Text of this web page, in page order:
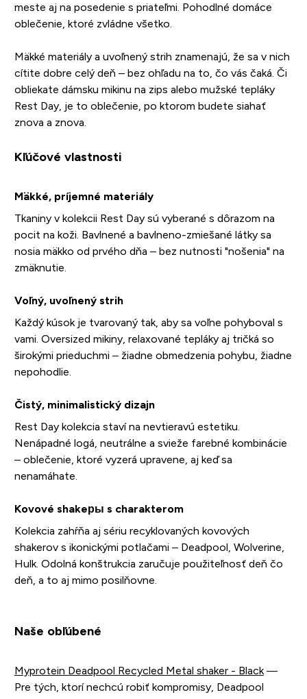
meste aj na posedenie s priateľmi. Pohodlné domáce
oblečenie, ktoré zvládne všetko.
Mäkké materiály a uvoľnený strih znamenajú, že sa v nich
cítite dobre celý deň – bez ohľadu na to, čo vás čaká. Či
obliekate dámsku mikinu na zips alebo mužské tepláky
Rest Day, je to oblečenie, po ktorom budete siahať
znova a znova.
Kľúčové vlastnosti
Mäkké, príjemné materiály
Tkaniny v kolekcii Rest Day sú vyberané s dôrazom na
pocit na koži. Bavlnené a bavlneno-zmiešané látky sa
nosia mäkko od prvého dňa – bez nutnosti "nošenia" na
zmäknutie.
Voľný, uvoľnený strih
Každý kúsok je tvarovaný tak, aby sa voľne pohyboval s
vami. Oversized mikiny, relaxované tepláky aj tričká so
širokými prieduchmi – žiadne obmedzenia pohybu, žiadne
nepohodlie.
Čistý, minimalistický dizajn
Rest Day kolekcia staví na nevtieravú estetiku.
Nenápadné logá, neutrálne a svieže farebné kombinácie
– oblečenie, ktoré vyzerá upravene, aj keď sa
nenamáhate.
Kovové shakeры s charakterom
Kolekcia zahŕňa aj sériu recyklovaných kovových
shakerov s ikonickými potlačami – Deadpool, Wolverine,
Hulk. Odolná konštrukcia zaručuje použiteľnosť deň čo
deň, a to aj mimo posilňovne.
Naše obľúbené
Myprotein Deadpool Recycled Metal shaker - Black—
Pre tých, ktorí nechcú robiť kompromisy, Deadpool